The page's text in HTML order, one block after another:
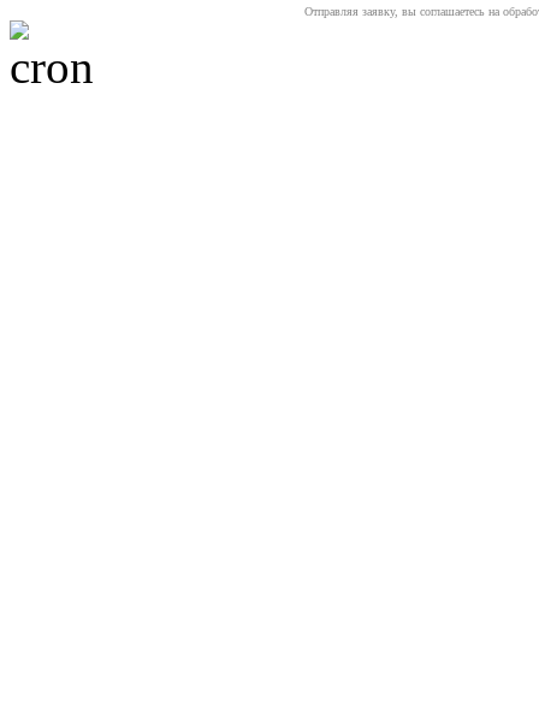
Отправляя заявку, вы соглашаетесь на